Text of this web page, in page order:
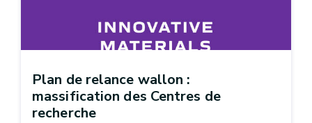
Plan de relance wallon :
massification des Centres de
recherche